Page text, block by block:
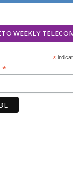
WEEKLY
*
*